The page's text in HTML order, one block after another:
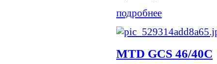
подробнее
MTD GCS 46/40C